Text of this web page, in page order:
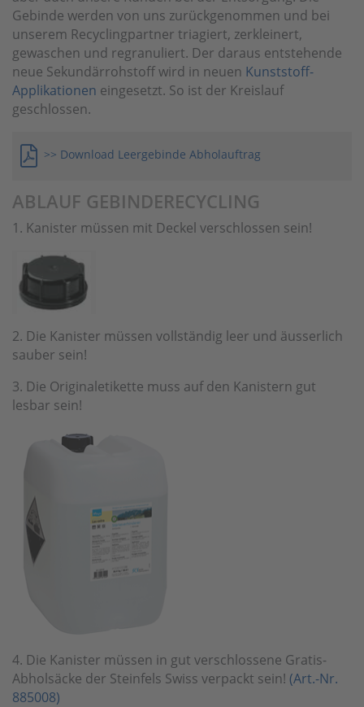
Gebinde werden von uns zurückgenommen und bei
unserem Recyclingpartner triagiert, zerkleinert,
gewaschen und regranuliert. Der daraus entstehende
neue Sekundärrohstoff wird in neuen Kunststoff-
Applikationen eingesetzt. So ist der Kreislauf
geschlossen.
>> Download Leergebinde Abholauftrag
ABLAUF GEBINDERECYCLING
1. Kanister müssen mit Deckel verschlossen sein!
2. Die Kanister müssen vollständig leer und äusserlich
sauber sein!
3. Die Originaletikette muss auf den Kanistern gut
lesbar sein!
4. Die Kanister müssen in gut verschlossene Gratis-
Abholsäcke der Steinfels Swiss verpackt sein! (Art.-Nr.
885008)